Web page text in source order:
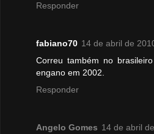
Responder
fabiano70 14 de abril de
Correu também no
engano em 2002.
Responder
Angelo Gomes 14 de abril